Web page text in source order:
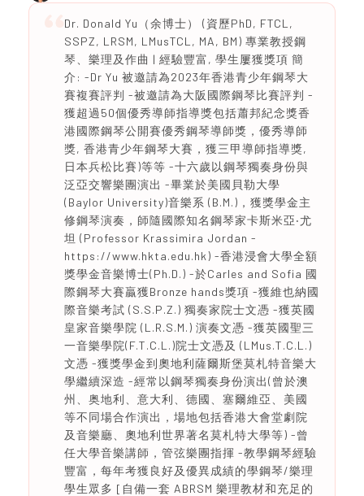
Dr. Donald Yu（余博士） (資歷PhD, FTCL,
SSPZ, LRSM, LMusTCL, MA, BM) 專業教授鋼
琴、樂理及作曲 | 經驗豐富, 學生屢獲獎項 簡
介:​ -Dr Yu 被邀請為2023年香港青少年鋼琴大
賽複賽評判 -被邀請為大阪國際鋼琴比賽評判 -
獲超過50個優秀導師指導獎包括蕭邦紀念獎香
港國際鋼琴公開賽優秀鋼琴導師獎，優秀導師
獎, 香港青少年鋼琴大賽，獲三甲導師指導獎,
日本兵松比賽)等等 -十六歲以鋼琴獨奏身份與
泛亞交響樂團演出 -畢業於美國貝勒大學
(Baylor University)音樂系 (B.M.)，獲獎學金主
修鋼琴演奏，師隨國際知名鋼琴家卡斯米亞‧尤
坦 (Professor Krassimira Jordan -
https://www.hkta.edu.hk) -香港浸會大學全額
獎學金音樂博士(Ph.D.) -於Carles and Sofia 國
際鋼琴大賽贏獲Bronze hands獎項 -獲維也納國
際音樂考試 (S.S.P.Z.) 獨奏家院士文憑 -獲英國
皇家音樂學院 (L.R.S.M.) 演奏文憑 -獲英國聖三
一音樂學院(F.T.C.L.)院士文憑及 (LMus.T.C.L.)
文憑 -獲獎學金到奧地利薩爾斯堡莫札特音樂大
學繼續深造 -經常以鋼琴獨奏身份演出(曾於澳
州、奥地利、意大利、德國、塞爾維亞、美國
等不同場合作演出，場地包括香港大會堂劇院
及音樂廳、奧地利世界著名莫札特大學等) -曾
任大學音樂講師，管弦樂團指揮 -教學鋼琴經驗
豐富，每年考獲良好及優異成績的學鋼琴/樂理
學生眾多 [自備一套 ABRSM 樂理教材和充足的